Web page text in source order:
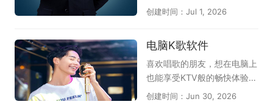
录了《夜幕之下》《卡厄思梦
核竞技还是轻松冒险，都能在
这份推荐清单中找到心仪之
选。（手游电脑版可结合模拟
多重防护见长，双核引擎兼容
性强；QQ浏览器整合腾讯安
谷歌Chrome凭借沙盒隔离与
快速更新机制，提供稳定可靠
的上网环境；Microsoft Edg
e的SmartScreen筛选器可防
范网络钓鱼。此外还有火狐、
稳定性而闻名，为用户提供了
器都能以出色的性能，帮助用
户更加便捷地完成各种互联网
操作。通常地，极速浏览器具
备智能广告屏蔽功能，能够有
创建时间：Jul 1, 2026
电脑K歌软件
喜欢唱歌的朋友，想在电脑上
也能享受KTV般的畅快体验，
不妨试试这几款实用的电脑K
创建时间：Jun 30, 2026